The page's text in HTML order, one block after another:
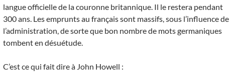
langue officielle de la couronne britannique. Il le restera pendant
300 ans. Les emprunts au français sont massifs, sous l’influence de
l’administration, de sorte que bon nombre de mots germaniques
tombent en désuétude.
C’est ce qui fait dire à John Howell :